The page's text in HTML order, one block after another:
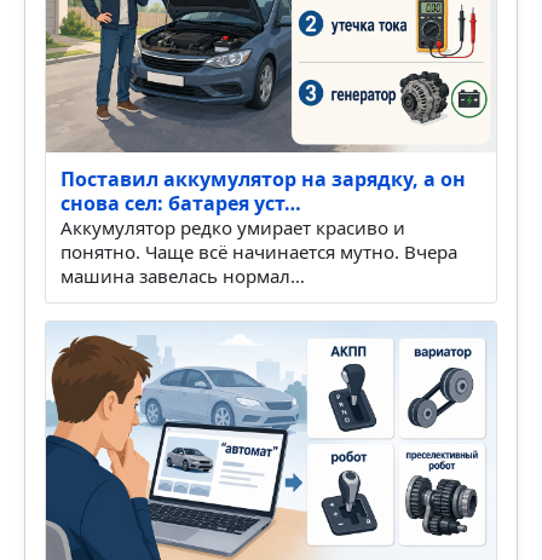
Поставил аккумулятор на зарядку, а он
снова сел: батарея уст…
Аккумулятор редко умирает красиво и
понятно. Чаще всё начинается мутно. Вчера
машина завелась нормал…